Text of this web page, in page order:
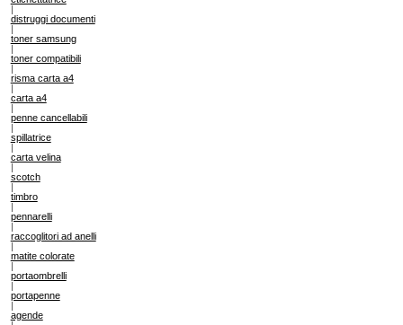
|
distruggi documenti
|
toner samsung
|
toner compatibili
|
risma carta a4
|
carta a4
|
penne cancellabili
|
spillatrice
|
carta velina
|
scotch
|
timbro
|
pennarelli
|
raccoglitori ad anelli
|
matite colorate
|
portaombrelli
|
portapenne
|
agende